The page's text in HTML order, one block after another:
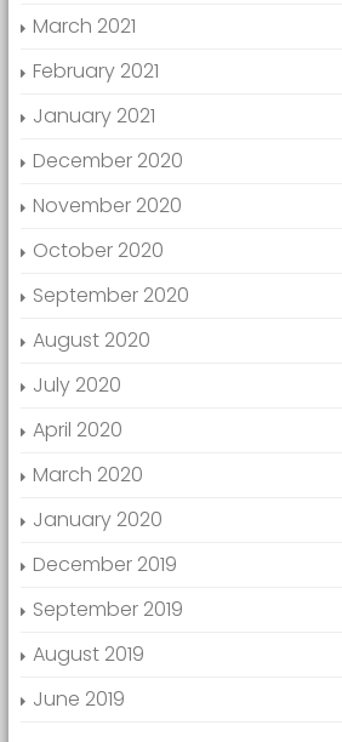
March 2021
February 2021
January 2021
December 2020
November 2020
October 2020
September 2020
August 2020
July 2020
April 2020
March 2020
January 2020
December 2019
September 2019
August 2019
June 2019